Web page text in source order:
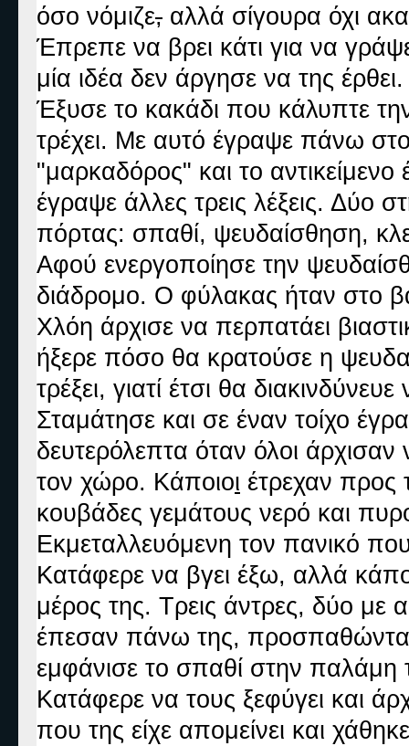
όσο νόμιζε, αλλά σίγουρα όχι
Έπρεπε να βρει κάτι για να
μία ιδέα δεν άργησε να της έρθει.
Έξυσε το κακάδι που κάλυπτε
τρέχει. Με αυτό έγραψε πάνω
"μαρκαδόρος" και το
έγραψε άλλες τρεις λέξεις. Δύο
πόρτας: σπαθί, ψευδαίσθηση,
Αφού ενεργοποίησε την
διάδρομο. Ο φύλακας ήταν στο
Χλόη άρχισε να περπατάει
ήξερε πόσο θα κρατούσε η
τρέξει, γιατί έτσι θα
Σταμάτησε και σε έναν τοίχο
δευτερόλεπτα όταν όλοι
τον χώρο. Κάποιοι έτρεχαν προς
κουβάδες γεμάτους νερό και
Εκμεταλλευόμενη τον πανικό
Κατάφερε να βγει έξω, αλλά
μέρος της. Τρεις άντρες, δύο με
έπεσαν πάνω της,
εμφάνισε το σπαθί στην παλάμη
Κατάφερε να τους ξεφύγει και
που της είχε απομείνει και